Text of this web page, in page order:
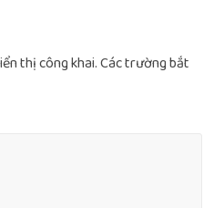
thị công khai.Các trường bắt